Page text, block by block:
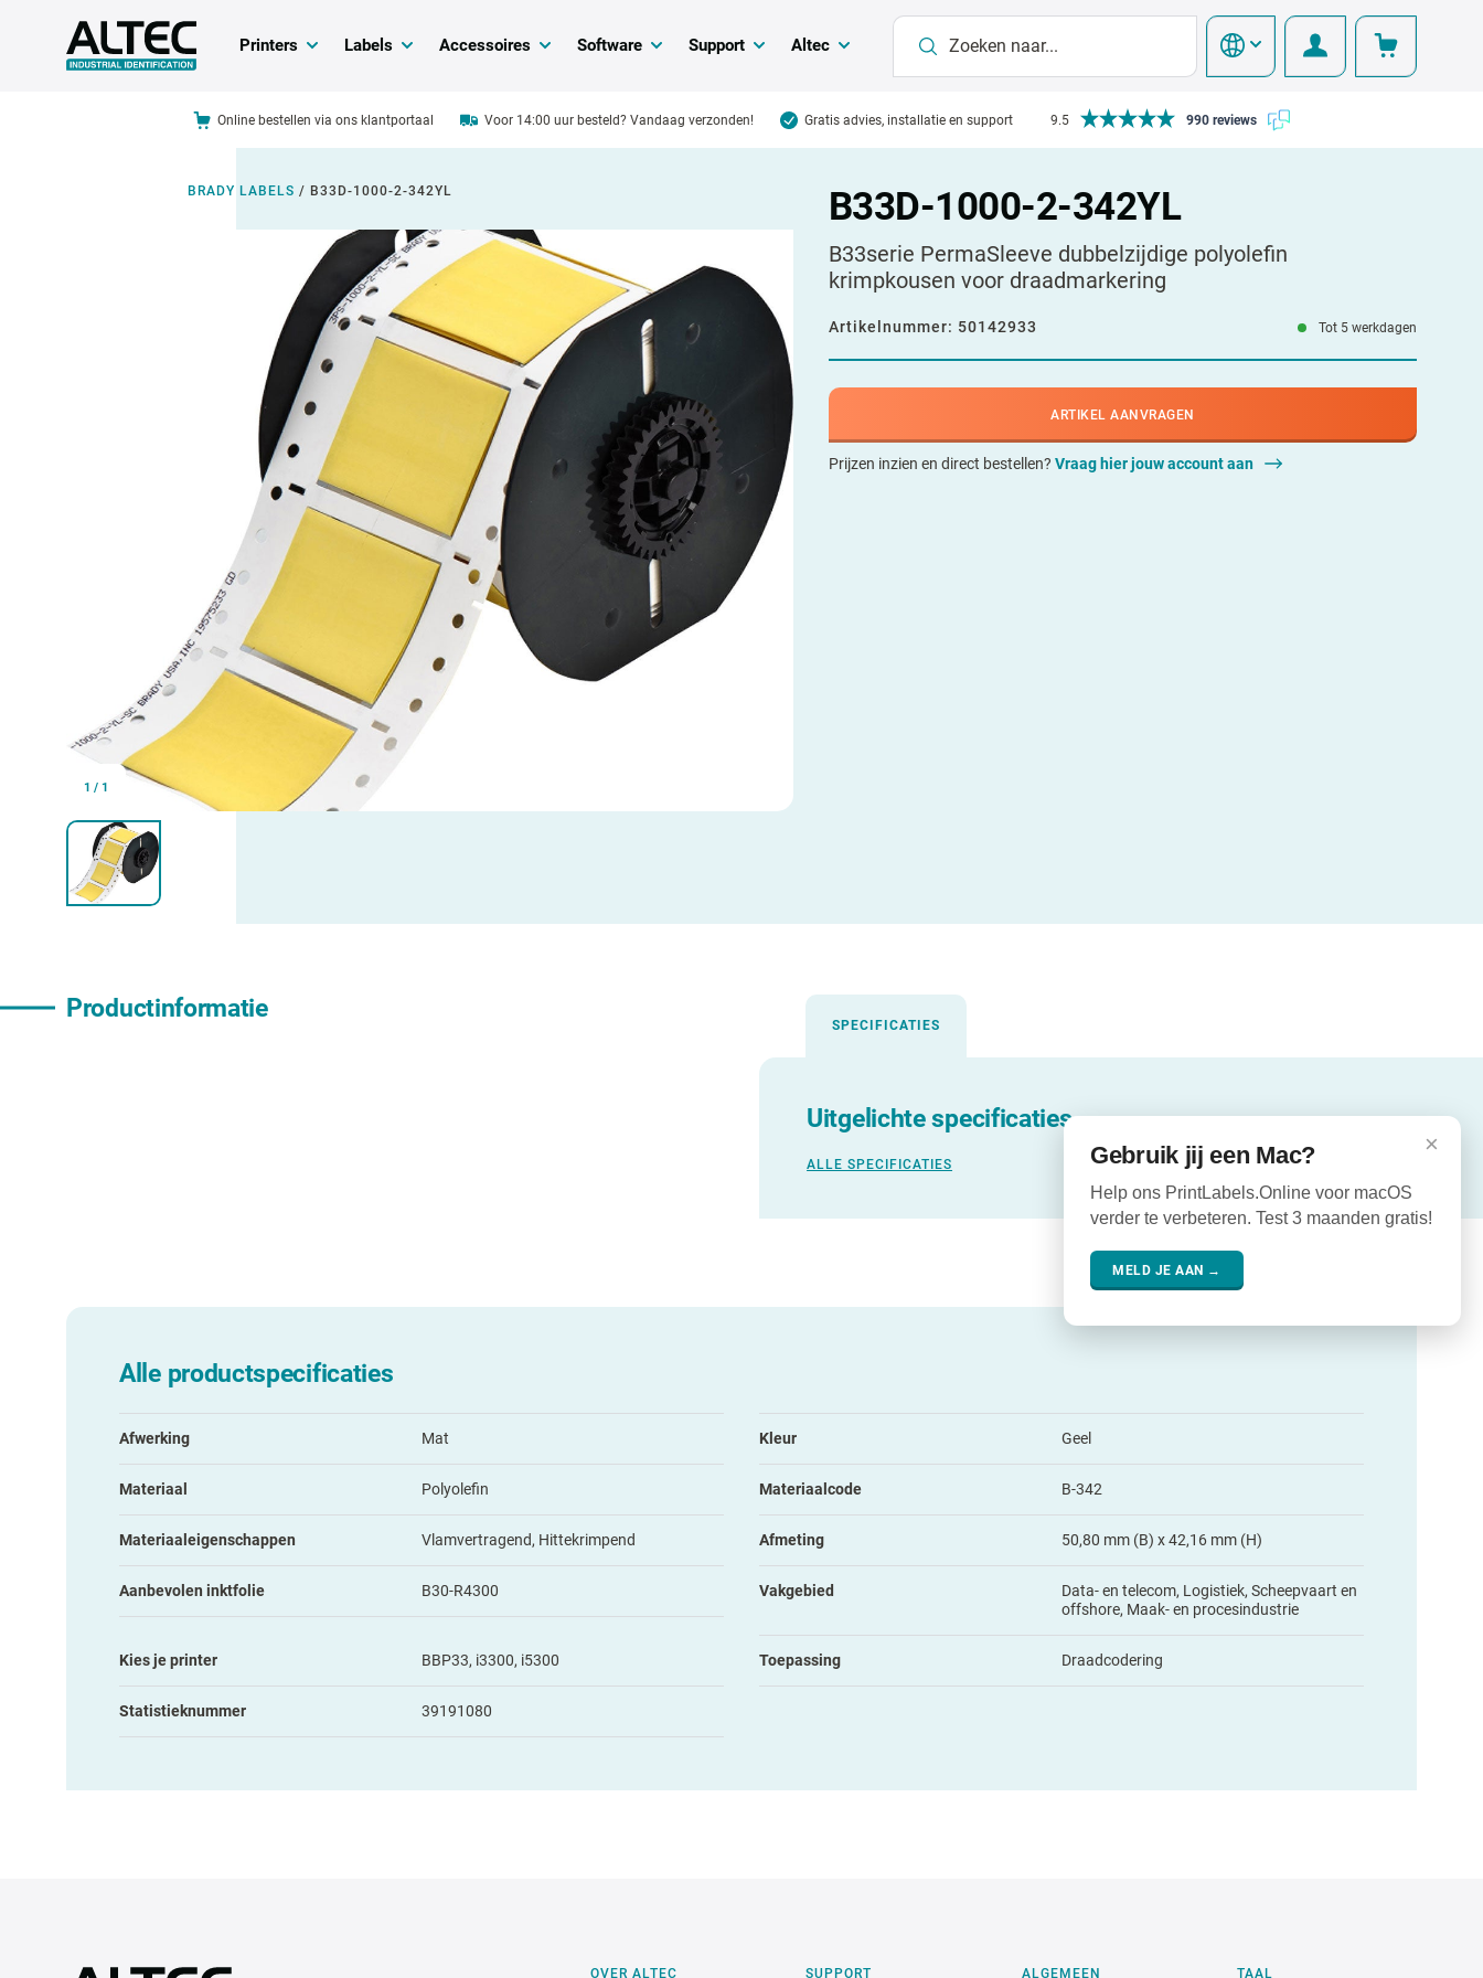
Printers Labels Accessoires Software Support Altec
Online bestellen via ons klantportaal Voor 14:00 uur besteld? Vandaag verzonden! Gratis advies, installatie en support 9.5 990 reviews
BRADY LABELS / B33D-1000-2-342YL
1 / 1
B33D-1000-2-342YL
B33serie PermaSleeve dubbelzijdige polyolefin
krimpkousen voor draadmarkering
Artikelnummer: 50142933 Tot 5 werkdagen
ARTIKEL AANVRAGEN
Prijzen inzien en direct bestellen? Vraag hier jouw account aan
Productinformatie
SPECIFICATIES
Uitgelichte specificaties
ALLE SPECIFICATIES
Alle productspecificaties
Afwerking Mat Kleur Geel
Materiaal Polyolefin Materiaalcode B-342
Materiaaleigenschappen Vlamvertragend, Hittekrimpend Afmeting 50,80 mm (B) x 42,16 mm (H)
Aanbevolen inktfolie B30-R4300 Vakgebied
Data- en telecom, Logistiek, Scheepvaart en
offshore, Maak- en procesindustrie
Kies je printer BBP33, i3300, i5300 Toepassing Draadcodering
Statistieknummer 39191080
OVER ALTEC SUPPORT ALGEMEEN TAAL
×
Gebruik jij een Mac?
Help ons PrintLabels.Online voor macOS
verder te verbeteren. Test 3 maanden gratis!
MELD JE AAN →